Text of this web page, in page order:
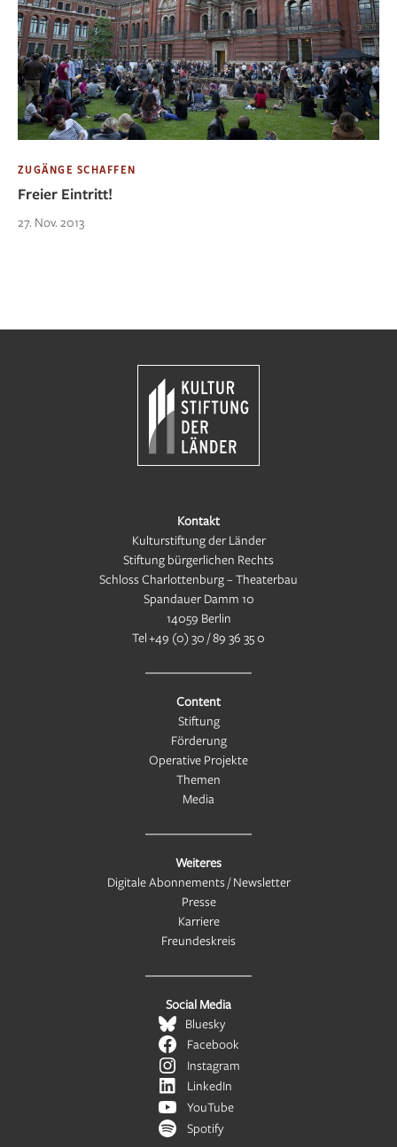
ZUGÄNGE SCHAFFEN
Freier Eintritt!
27. Nov. 2013
Kontakt
Kulturstiftung der Länder
Stiftung bürgerlichen Rechts
Schloss Charlottenburg – Theaterbau
Spandauer Damm 10
14059 Berlin
Tel+49 (0) 30 / 89 36 35 0
Content
Stiftung
Förderung
Operative Projekte
Themen
Media
Weiteres
Digitale Abonnements / Newsletter
Presse
Karriere
Freundeskreis
Social Media
Bluesky
Facebook
Instagram
LinkedIn
YouTube
Spotify